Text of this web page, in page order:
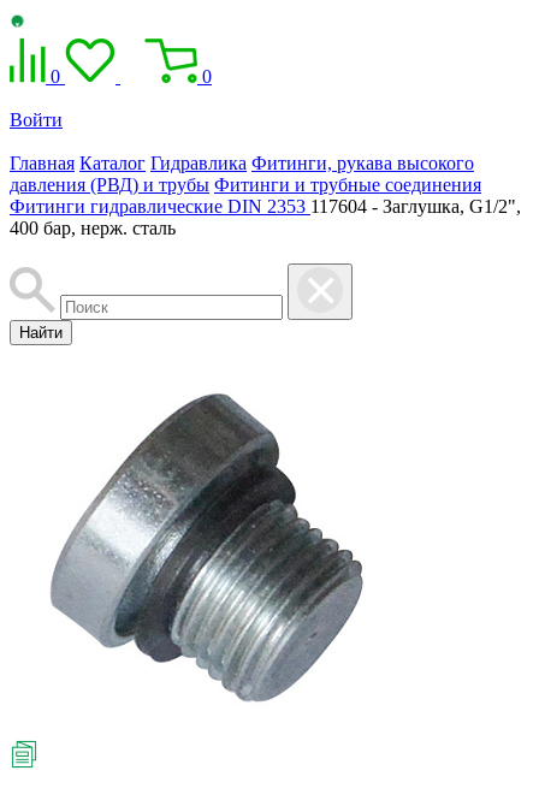
0 0
Войти
Главная Каталог Гидравлика Фитинги, рукава высокого
давления (РВД) и трубы Фитинги и трубные соединения
Фитинги гидравлические DIN 2353 117604 - Заглушка, G1/2",
400 бар, нерж. сталь
Найти